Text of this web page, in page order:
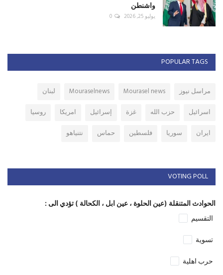
واشنطن
يوليو 25, 2026 0
POPULAR TAGS
مراسل نيوز Mourasel news
Mouraselnews
لبنان
اسرائيل
حزب الله غزة إسرائيل امريكا
روسيا
ايران
سوريا فلسطين حماس نتنياهو
VOTING POLL
الحوادث المتنقلة (عين الحلوة ، عين ابل ، الكحالة ) تؤدي الى :
التقسيم
تسوية
حرب اهلية